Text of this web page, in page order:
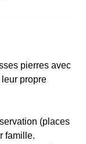
pierres avec
propre
(places
famille.